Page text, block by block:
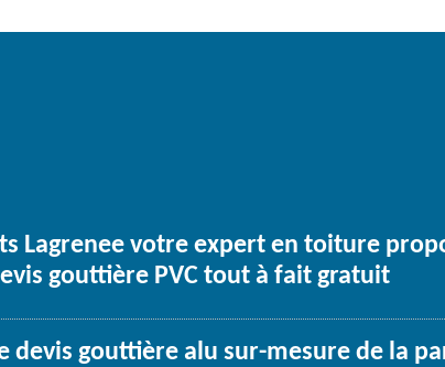
Lagrenee votre expert en toiture
gouttière PVC tout à fait gratuit
devis gouttière alu sur-mesure de la